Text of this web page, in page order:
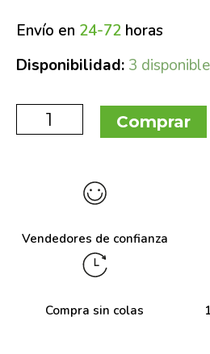
Envío en 24-72 horas
Disponibilidad: 3
Comprar
Vendedores de confianza
Compra sin colas